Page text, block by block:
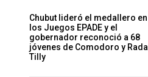
Chubut lideró el medallero en
los Juegos EPADE y el
gobernador reconoció a 68
jóvenes de Comodoro y Rada
Tilly